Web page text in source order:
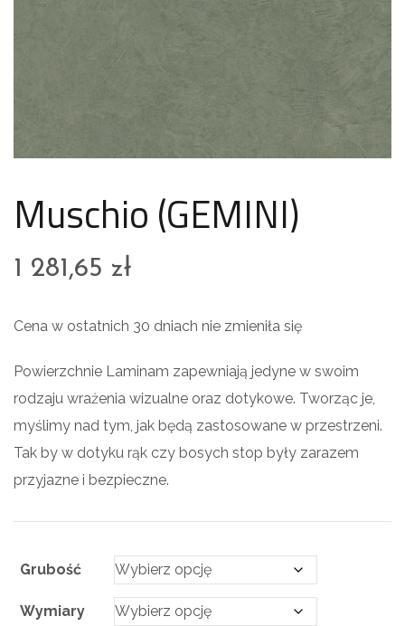
Muschio (GEMINI)
1 281,65 zł
Cena w ostatnich 30 dniach nie zmieniła się
Powierzchnie Laminam zapewniają jedyne w swoim
rodzaju wrażenia wizualne oraz dotykowe. Tworząc je,
myślimy nad tym, jak będą zastosowane w przestrzeni.
Tak by w dotyku rąk czy bosych stop były zarazem
przyjazne i bezpieczne.
Grubość
Wymiary